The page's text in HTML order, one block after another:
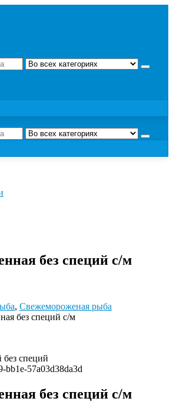
без специй с/м
, Свежемороженая рыба
без специй с/м
без специй с/м